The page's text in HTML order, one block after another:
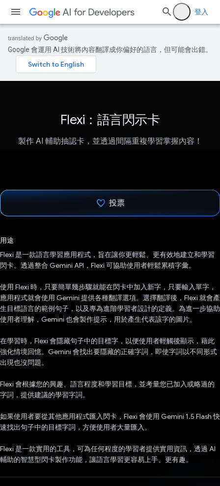
登入
Google 會運用 AI 技術將內容翻譯成你偏好的語言，但可能會出錯。
Flexi：語言閃示卡
製作 AI 輔助抽認卡，並透過間隔重複學習掌握內容！
投票
用途
Flexi 是一款語言學習應用程式，旨在讓你更輕鬆、更有效地建立和學習
閃卡。透過整合 Gemini API，Flexi 可協助使用者輕鬆累積字彙。
使用 Flexi 時，只要簡單幾步驟就能在閃卡中加入新字，只要輸入單字，
應用程式就會使用 Gemini 提供各種翻譯選項。選擇翻譯後，Flexi 就會產
生目標語言的範例句子，以及專為進階學習者設計的定義。為進一步協助
使用者理解，Gemini 也會製作提示，用於產生代表該字的圖片。
在學習時，Flexi 會隱藏句子中的目標字，以便使用者輕觸後顯示，藉此
強化情境回憶。Gemini 會找出要隱藏的正確字詞，即使字詞以不同形式
出現也沒問題。
Flexi 會根據您的興趣、語言程度和學習目標，並考量您已加入或略過的
字詞，提供建議的學習字詞。
如果使用者要從其他應用程式匯入閃卡，Flexi 會使用 Gemini 1.5 Flash 快
速找出句子中的目標字詞，方便使用者大量匯入。
Flexi 是一款實用的工具，可為任何程度的學習者提供實用資訊，透過 AI
輔助的智慧型閃卡製作功能，讓語言學習更容易上手、更有趣。